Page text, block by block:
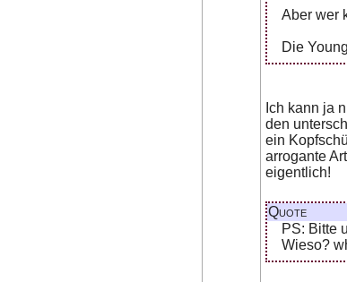
Aber wer
Die
Ich kann ja
den
ein
arrogante
eigentlich!
Quote
PS: Bitte
Wieso?